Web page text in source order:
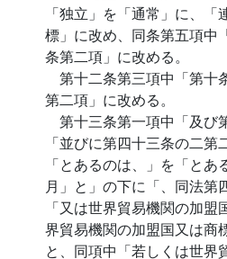
「独立」を「通常」に、
標」に改め、同条第五項中
条第二項」に改める。
第十二条第三項中「第十
第二項」に改める。
第十三条第一項中「及び
「並びに第四十三条の二第
「とあるのは、」を「と
月」と」の下に「、同法第
「又は世界貿易機関の加
界貿易機関の加盟国又は商
と、同項中「若しくは世界